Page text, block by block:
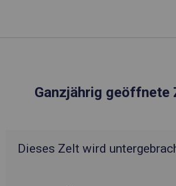
Ganzjährig geöffnete
Dieses Zelt wird